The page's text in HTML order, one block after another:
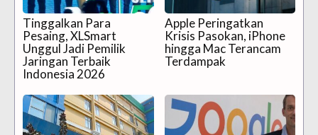
Tinggalkan Para
Pesaing, XLSmart
Unggul Jadi Pemilik
Jaringan Terbaik
Indonesia 2026
Apple Peringatkan
Krisis Pasokan, iPhone
hingga Mac Terancam
Terdampak